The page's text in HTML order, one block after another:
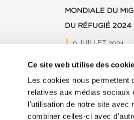
Ce site web utilise des
Les cookies nous permettent
relatives aux médias sociaux
l'utilisation de notre site avec
combiner celles-ci avec
MONDIALE DU
DU RÉFUGIÉ 2024
9 JUILLET 2024